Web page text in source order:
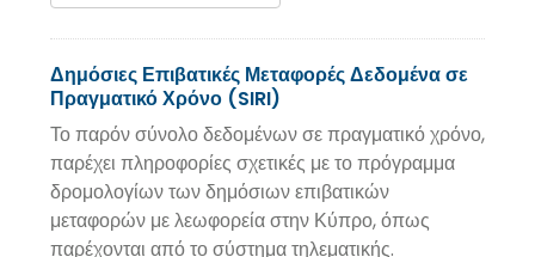
Δημόσιες Επιβατικές Μεταφορές Δεδομένα σε
Πραγματικό Χρόνο (SIRI)
Το παρόν σύνολο δεδομένων σε πραγματικό χρόνο,
παρέχει πληροφορίες σχετικές με το πρόγραμμα
δρομολογίων των δημόσιων επιβατικών
μεταφορών με λεωφορεία στην Κύπρο, όπως
παρέχονται από το σύστημα τηλεματικής.